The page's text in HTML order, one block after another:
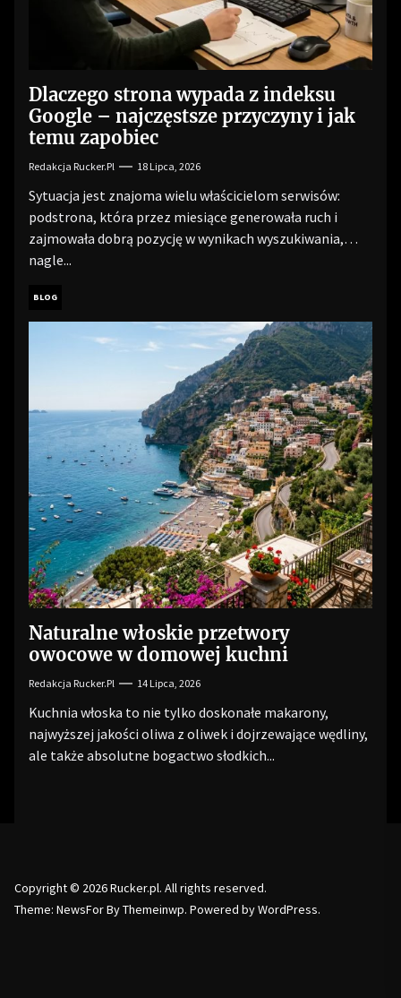
Dlaczego strona wypada z indeksu
Google – najczęstsze przyczyny i jak
temu zapobiec
Redakcja Rucker.pl 18 Lipca, 2026
Sytuacja jest znajoma wielu właścicielom serwisów:
podstrona, która przez miesiące generowała ruch i
zajmowała dobrą pozycję w wynikach wyszukiwania,
nagle...
BLOG
Naturalne włoskie przetwory
owocowe w domowej kuchni
Redakcja Rucker.pl 14 Lipca, 2026
Kuchnia włoska to nie tylko doskonałe makarony,
najwyższej jakości oliwa z oliwek i dojrzewające wędliny,
ale także absolutne bogactwo słodkich...
Copyright © 2026Rucker.pl. All rights reserved.
Theme: NewsFor ByThemeinwp. Powered byWordPress.